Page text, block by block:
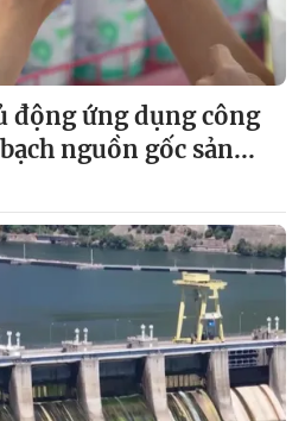
động ứng dụng công
nguồn gốc sản...